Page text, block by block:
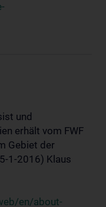
und
erhält vom FWF
Gebiet der
1-2016) Klaus
en/about-